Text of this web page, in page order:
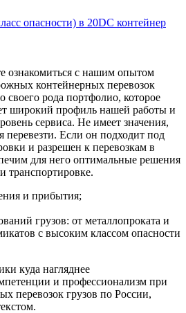
опасности) в 20DC контейнер
ознакомиться с нашим опытом
контейнерных перевозок
своего рода портфолио, которое
широкий профиль нашей работы и
сервиса. Не имеет значения,
перевезти. Если он подходит под
и разрешен к перевозкам в
для него оптимальные решения
транспортировке.
и прибытия;
грузов: от металлопроката и
с высоким классом опасности
куда нагляднее
и профессионализм при
перевозок грузов по России,